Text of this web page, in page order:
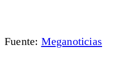
​Fuente: Meganoticias